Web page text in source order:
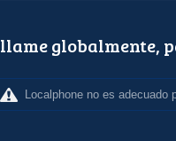
llame globalmente,
Localphone no es adecuado